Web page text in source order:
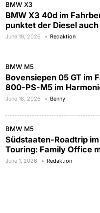
BMW X3
BMW X3 40d im
punktet der Diesel
June 19, 2026 Redaktion
BMW M5
Bovensiepen 05 GT im
800-PS-M5 im
June 18, 2026 Benny
BMW M5
Südstaaten-Roadtrip
Touring: Family Office
June 1, 2026 Redaktion